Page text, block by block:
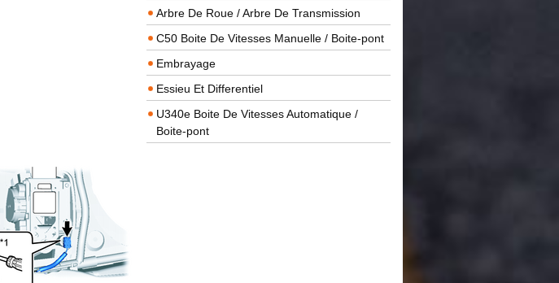
Arbre De Roue / Arbre De Transmission
C50 Boite De Vitesses Manuelle / Boite-pont
Embrayage
Essieu Et Differentiel
U340e Boite De Vitesses Automatique /
Boite-pont